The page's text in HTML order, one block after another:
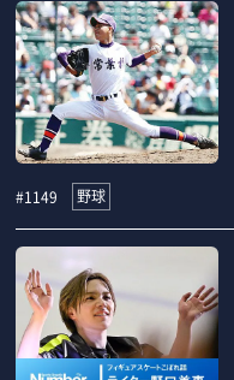
#1149 野球